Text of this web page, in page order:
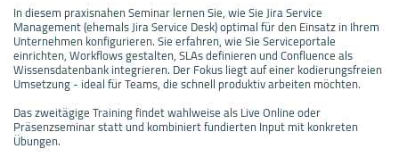
In diesem praxisnahen Seminar lernen Sie, wie Sie Jira Service
Management (ehemals Jira Service Desk) optimal für den Einsatz in Ihrem
Unternehmen konfigurieren. Sie erfahren, wie Sie Serviceportale
einrichten, Workflows gestalten, SLAs definieren und Confluence als
Wissensdatenbank integrieren. Der Fokus liegt auf einer kodierungsfreien
Umsetzung - ideal für Teams, die schnell produktiv arbeiten möchten.
Das zweitägige Training findet wahlweise als Live Online oder
Präsenzseminar statt und kombiniert fundierten Input mit konkreten
Übungen.